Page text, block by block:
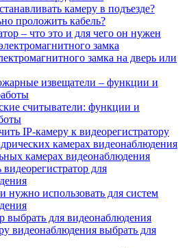
камеру в подъезде?
проложить кабель?
– что это и для чего он нужен
замка
замка на дверь или
извещатели – функции и
считыватели: функции и
IP-камеру к видеорегистратору
камерах видеонаблюдения
камерах видеонаблюдения
для
нужно использовать для систем
выбрать для видеонаблюдения
видеонаблюдения выбрать для